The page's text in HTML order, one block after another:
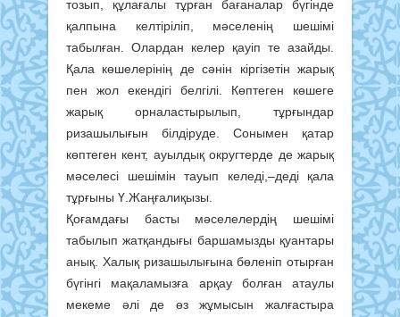
тозып, құлағалы тұрған бағаналар бүгінде
қалпына келтіріліп, мәселенің шешімі
табылған. Олардан келер қауіп те азайды.
Қала көшелерінің де сәнін кіргізетін жарық
пен жол екендігі белгілі. Көптеген көшеге
жарық орналастырылып, тұрғындар
ризашылығын білдіруде. Сонымен қатар
көптеген кент, ауылдық округтерде де жарық
мәселесі шешімін тауып келеді,–деді қала
тұрғыны Ү.Жаңғалиқызы.
Қоғамдағы басты мәселелердің шешімі
табылып жатқандығы баршамызды қуантары
анық. Халық ризашылығына бөленіп отырған
бүгінгі мақаламызға арқау болған атаулы
мекеме әлі де өз жұмысын жалғастыра